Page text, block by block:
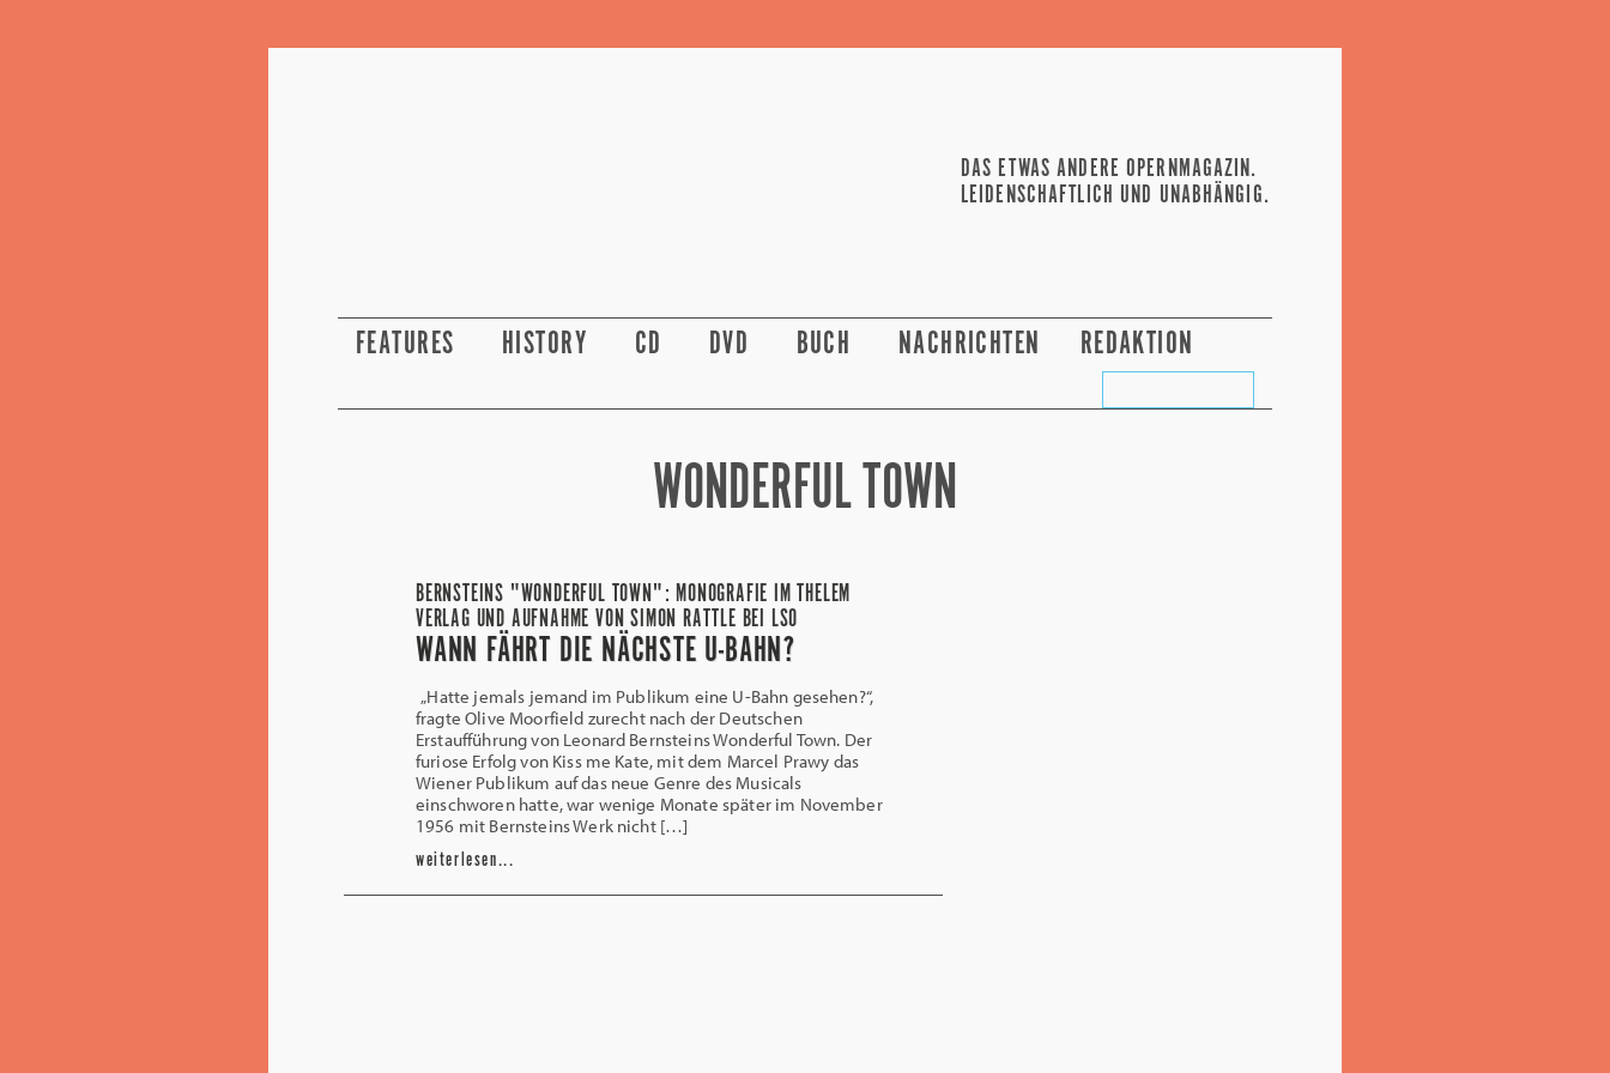
DAS ETWAS ANDERE OPERNMAGAZIN.
LEIDENSCHAFTLICH UND UNABHÄNGIG.
FEATURES HISTORY CD DVD BUCH NACHRICHTEN REDAKTION
WONDERFUL TOWN
BERNSTEINS "WONDERFUL TOWN": MONOGRAFIE IM THELEM
VERLAG UND AUFNAHME VON SIMON RATTLE BEI LSO
WANN FÄHRT DIE NÄCHSTE U-BAHN?
„Hatte jemals jemand im Publikum eine U-Bahn gesehen?“,
fragte Olive Moorfield zurecht nach der Deutschen
Erstaufführung von Leonard Bernsteins Wonderful Town. Der
furiose Erfolg von Kiss me Kate, mit dem Marcel Prawy das
Wiener Publikum auf das neue Genre des Musicals
einschworen hatte, war wenige Monate später im November
1956 mit Bernsteins Werk nicht […]
weiterlesen...